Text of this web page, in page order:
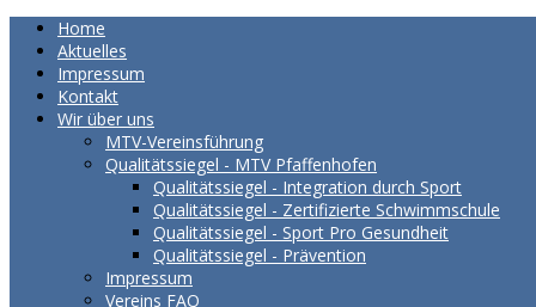
Home
Aktuelles
Impressum
Kontakt
Wir über uns
MTV-Vereinsführung
Qualitätssiegel - MTV Pfaffenhofen
Qualitätssiegel - Integration durch Sport
Qualitätssiegel - Zertifizierte Schwimmschule
Qualitätssiegel - Sport Pro Gesundheit
Qualitätssiegel - Prävention
Impressum
Vereins FAQ